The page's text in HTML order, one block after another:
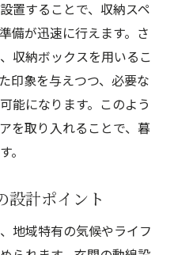
置することで、収納スペ
備が迅速に行えます。さ
収納ボックスを用いるこ
印象を与えつつ、必要な
能になります。このよう
を取り入れることで、暮
。
設計ポイント
地域特有の気候やライフ